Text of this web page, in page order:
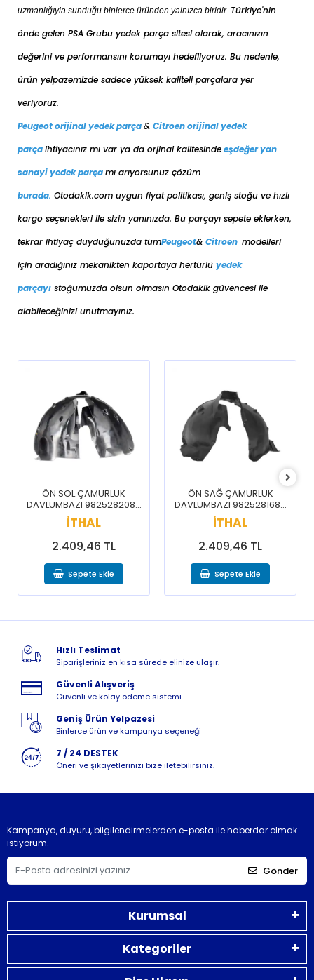
uzmanlığıyla sunduğu binlerce üründen yalnızca biridir. Türkiye'nin
önde gelen PSA Grubu yedek parça sitesi olarak, aracınızın
değerini ve performansını korumayı hedefliyoruz. Bu nedenle,
ürün yelpazemizde sadece yüksek kaliteli parçalara yer
veriyoruz.
Peugeot orijinal yedek parça& Citroen orijinal yedek
parçaihtiyacınız mı var ya da orjinal kalitesindeeşdeğeryan
sanayi yedek parçamı arıyorsunuz çözüm
burada. Otodakik.com uygun fiyat politikası, geniş stoğu ve hızlı
kargo seçenekleri ile sizin yanınızda. Bu parçayı sepete eklerken,
tekrar ihtiyaç duyduğunuzda tümPeugeot& Citroen modelleri
için aradığınız mekanikten kaportaya hertürlü yedek
parçayı stoğumuzda olsun olmasın Otodakik güvencesi ile
alabileceğinizi unutmayınız.
ÖN SOL ÇAMURLUK
DAVLUMBAZI 9825282080
/ 3008 5008 16-20
İTHAL
2.409,46 TL
Sepete Ekle
ÖN SAĞ ÇAMURLUK
DAVLUMBAZI 9825281680
/ 3008 5008 16-20
İTHAL
2.409,46 TL
Sepete Ekle
Hızlı Teslimat
Siparişleriniz en kısa sürede elinize ulaşır.
Güvenli Alışveriş
Güvenli ve kolay ödeme sistemi
Geniş Ürün Yelpazesi
Binlerce ürün ve kampanya seçeneği
7 / 24 DESTEK
Öneri ve şikayetlerinizi bize iletebilirsiniz.
Kampanya, duyuru, bilgilendirmelerden e-posta ile haberdar olmak
istiyorum.
Gönder
Kurumsal
Kategoriler